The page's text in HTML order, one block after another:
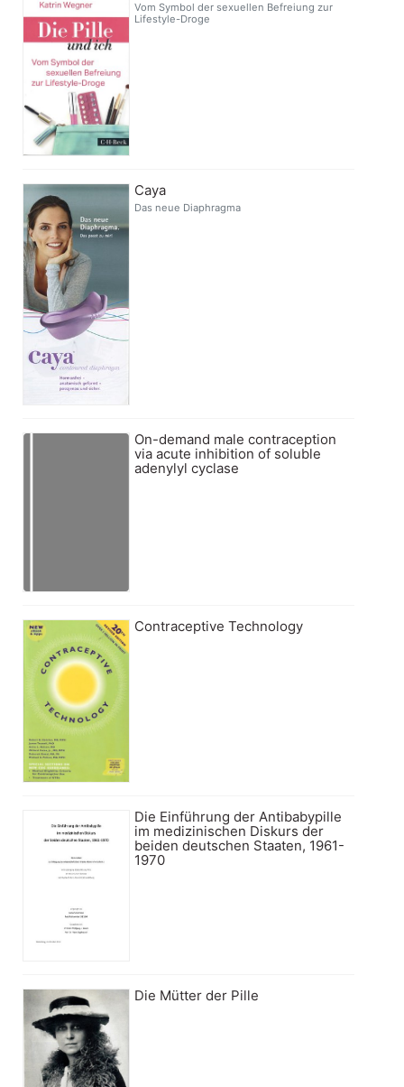
Vom Symbol der sexuellen Befreiung zur
Lifestyle-Droge
Caya
Das neue Diaphragma
On-demand male contraception
via acute inhibition of soluble
adenylyl cyclase
Contraceptive Technology
Die Einführung der Antibabypille
im medizinischen Diskurs der
beiden deutschen Staaten, 1961-
1970
Die Mütter der Pille